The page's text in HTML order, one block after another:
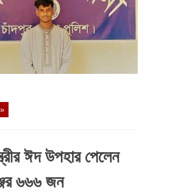
ঈদ উপহার পেলেন
৬৬৬ জন